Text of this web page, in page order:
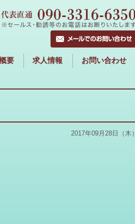
要 求人情報 お問い合わせ
2017年09月28日（木）